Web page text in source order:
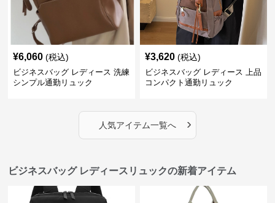
¥6,060 (税込)
ビジネスバッグ レディース 洗練
シンプル通勤リュック
¥3,620 (税込)
ビジネスバッグ レディース 上品
コンパクト通勤リュック
人気アイテム一覧へ ›
ビジネスバッグ レディースリュックの新着アイテム